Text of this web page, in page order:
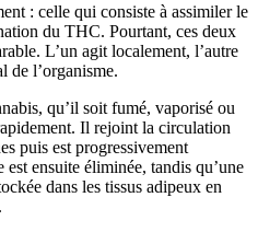
: celle qui consiste à assimiler le
du THC. Pourtant, ces deux
L’un agit localement, l’autre
de l’organisme.
qu’il soit fumé, vaporisé ou
Il rejoint la circulation
puis est progressivement
ensuite éliminée, tandis qu’une
dans les tissus adipeux en